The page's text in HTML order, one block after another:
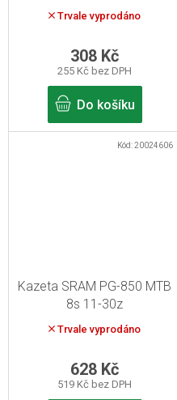
Trvale vyprodáno
255 Kč bez DPH
308 Kč
Do košíku
Kazeta SRAM PG-850 MTB
8s 11-30z
Trvale vyprodáno
519 Kč bez DPH
628 Kč
Kód:20024606